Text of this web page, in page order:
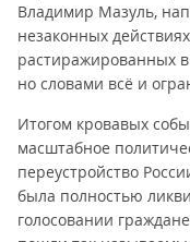
Владимир Мазуль,
незаконных
растиражированных в
но словами всё и
Итогом кровавых
масштабное
переустройство
была полностью
голосовании